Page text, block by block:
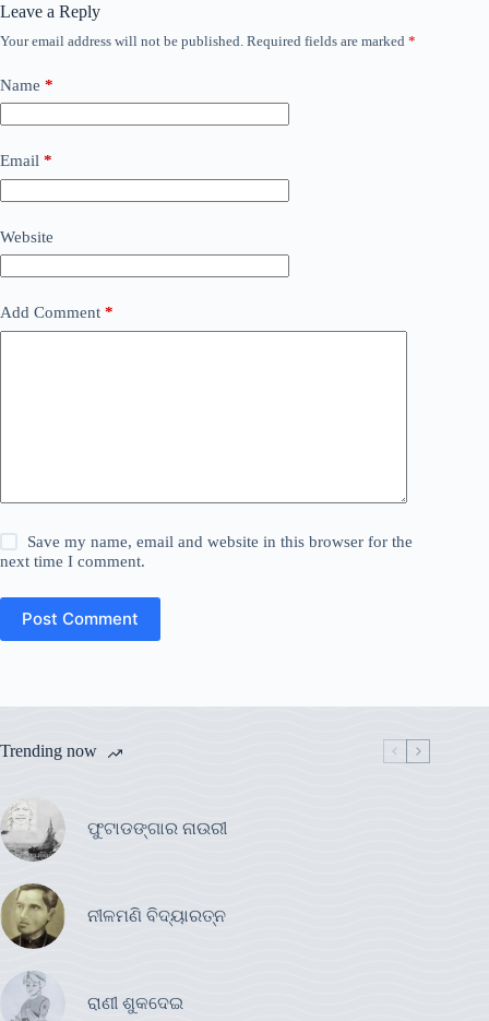
Leave a Reply
Your email address will not be published. Required fields are marked *
Name *
Email *
Website
Add Comment *
Save my name, email and website in this browser for the
next time I comment.
Post Comment
Trending now
ଫୁଟାଡଙ୍ଗାର ନାଉରୀ
ନୀଳମଣି ବିଦ୍ୟାରତ୍ନ
ରାଣୀ ଶୁକଦେଇ